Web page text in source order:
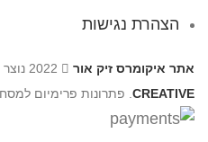
הצהרת נגישות
אתר איקומרס זיק אור
CREATIVE . פתרונות פרימיום